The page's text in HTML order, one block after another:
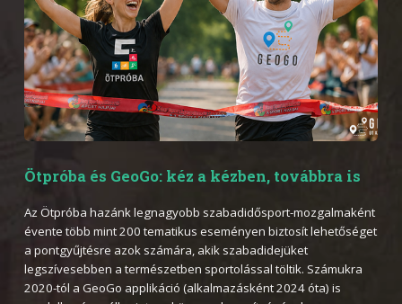
Ötpróba és GeoGo: kéz a kézben, továbbra is
Az Ötpróba hazánk legnagyobb szabadidősport-mozgalmaként
évente több mint 200 tematikus eseményen biztosít lehetőséget
a pontgyűjtésre azok számára, akik szabadidejüket
legszívesebben a természetben sportolással töltik. Számukra
2020-tól a GeoGo applikáció (alkalmazásként 2024 óta) is